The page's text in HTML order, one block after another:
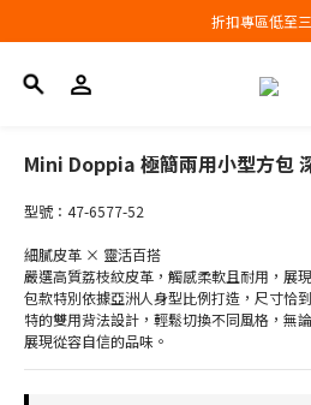
會員結帳新品滿3000現抵300
折扣專區低至
Mini Doppia 極簡兩用小型方包
型號：47-6577-52
細膩皮革 × 靈活百搭
嚴選高質荔枝紋皮革，觸感柔軟且耐用，展
包款特別依據亞洲人身型比例打造，尺寸恰
特的雙用背法設計，輕鬆切換不同風格，無
展現從容自信的品味。